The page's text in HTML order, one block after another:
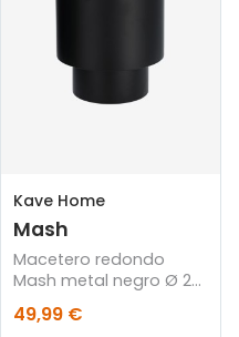
Kave Home
Mash
Macetero redondo
Mash metal negro Ø 28
49,99 €